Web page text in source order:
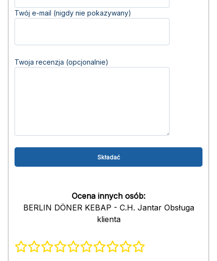
Twój e-mail (nigdy nie pokazywany)
Twoja recenzja (opcjonalnie)
Ocena innych osób:
BERLIN DÖNER KEBAP - C.H. Jantar Obsługa
klienta